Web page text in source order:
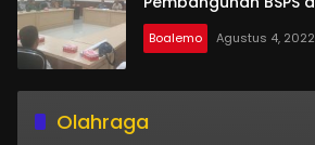
Boalemo Agustus 4, 2022
Olahraga